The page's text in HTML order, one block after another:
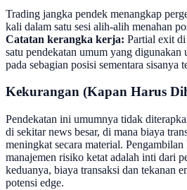
Trading jangka pendek menangkap
kali dalam satu sesi alih-alih menahan
Catatan kerangka kerja: Partial exit
satu pendekatan umum yang
pada sebagian posisi sementara sisanya
Kekurangan (Kapan Harus
Pendekatan ini umumnya tidak
di sekitar news besar, di mana biaya
meningkat secara material. Pengambilan
manajemen risiko ketat adalah inti dari
keduanya, biaya transaksi dan tekanan
potensi edge.